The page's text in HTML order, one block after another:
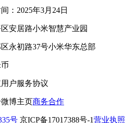
：2025年3月24日
安居路小米智慧产业园
永初路37号小米华东总部
用户服务协议
微博主页商务合作
号 京ICP备17017388号-1营业执照